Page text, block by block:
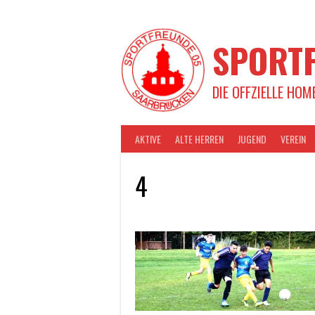
DIE OFFZIELLE
AKTIVE ALTE HERREN JUGEND VEREIN
4